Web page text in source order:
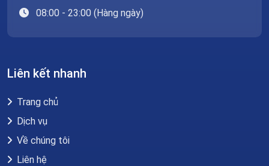
08:00 - 23:00 (Hàng ngày)
Liên kết nhanh
Trang chủ
Dịch vụ
Về chúng tôi
Liên hệ